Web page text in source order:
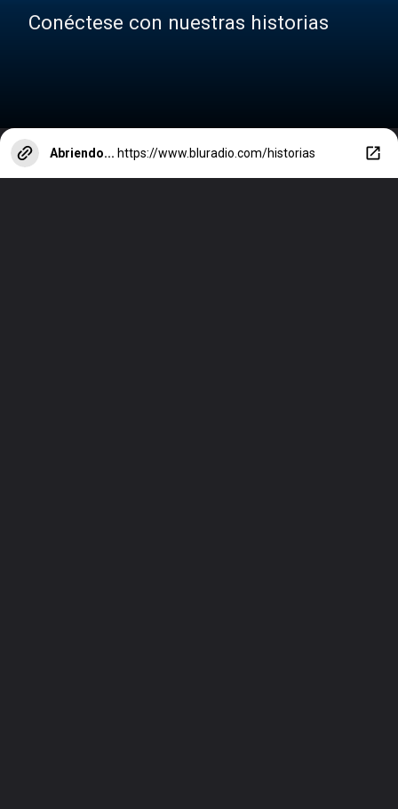
Conéctese con nuestras historias
Abriendo... https://www.bluradio.com/historias